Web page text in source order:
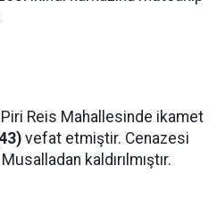
Reis Mahallesinde ikamet
vefat etmiştir. Cenazesi
kaldırılmıştır.